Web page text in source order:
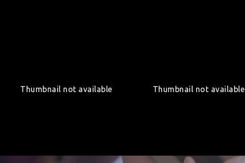
Thumbnail not available Thumbnail not available